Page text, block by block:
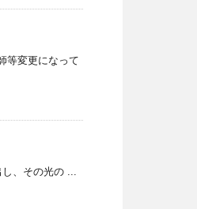
等変更になって
、その光の ...